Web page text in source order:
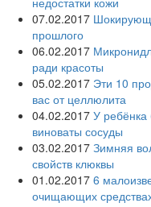
07.02.2017
прошлого
06.02.2017
ради красоты
05.02.2017 Эти 10
вас от целлюлита
04.02.2017 У ребёнка
виноваты сосуды
03.02.2017 Зимняя
свойств клюквы
01.02.2017 6
очищающих